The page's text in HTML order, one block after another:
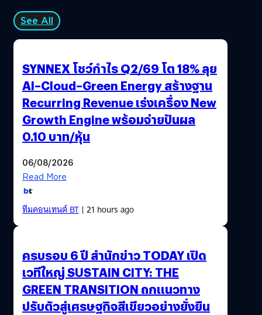
See All
SYNNEX โชว์กำไร Q2/69 โต 18% ลุย
AI–Cloud–Green Energy สร้างฐาน
Recurring Revenue เร่งเครื่อง New
Growth Engine พร้อมจ่ายปันผล
0.10 บาท/หุ้น
06/08/2026
Read More
ทีมคอนเทนต์ BT| 21 hours ago
ครบรอบ 6 ปี สำนักข่าว TODAY เปิด
เวทีใหญ่ SUSTAIN CITY: THE
GREEN TRANSITION ถกแนวทาง
ปรับตัวสู่เศรษฐกิจสีเขียวอย่างยั่งยืน